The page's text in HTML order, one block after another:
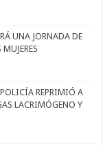
UNA JORNADA DE
REPRIMIÓ A
LACRIMÓGENO Y